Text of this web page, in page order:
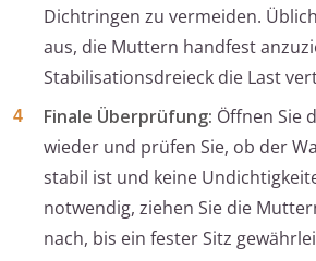
Dichtringen zu vermeiden.
aus, die Muttern handfest
Stabilisationsdreieck die Last
Finale Überprüfung: Öffnen Sie
wieder und prüfen Sie, ob der
stabil ist und keine
notwendig, ziehen Sie die
nach, bis ein fester Sitz